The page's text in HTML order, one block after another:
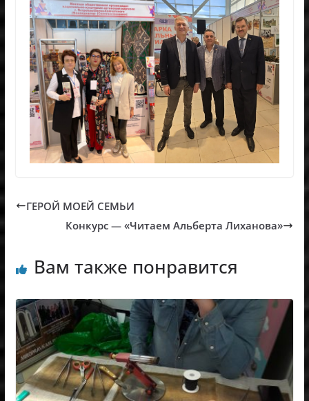
ГЕРОЙ МОЕЙ СЕМЬИ
Конкурс — «Читаем Альберта Лиханова»
Вам также понравится